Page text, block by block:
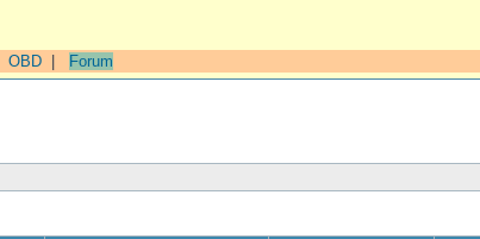
OBD Forum